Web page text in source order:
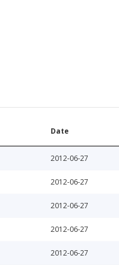
Date
2012-06-27
2012-06-27
2012-06-27
2012-06-27
2012-06-27